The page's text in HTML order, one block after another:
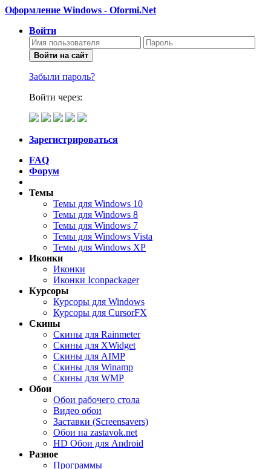
Оформление Windows - Oformi.Net
Войти
Войти на сайт
Забыли пароль?
Войти через:
Зарегистрироваться
FAQ
Форум
Темы
Темы для Windows 10
Темы для Windows 8
Темы для Windows 7
Темы для Windows Vista
Темы для Windows XP
Иконки
Иконки
Иконки Iconpackager
Курсоры
Курсоры для Windows
Курсоры для CursorFX
Скины
Скины для Rainmeter
Скины для XWidget
Скины для AIMP
Скины для Winamp
Скины для WMP
Обои
Обои рабочего стола
Видео обои
Заставки (Screensavers)
Обои на zastavok.net
HD Обои для Android
Разное
Программы